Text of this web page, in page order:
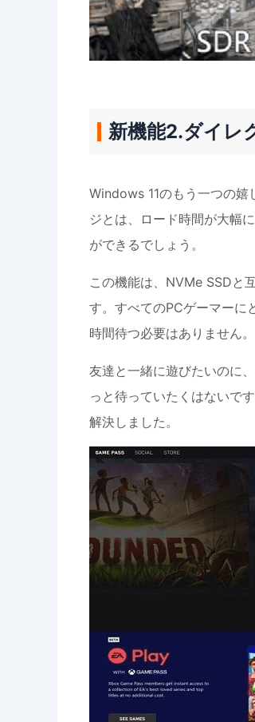
新機能2.ダイレ
Windows 11のもう一つの嬉
ジとは、ロード時間が大幅
ができるでしょう。
この機能は、NVMe SSDと
す。すべてのPCゲーマーに
時間待つ必要はありません。
友達と一緒に遊びたいのに
っと待っていたくはないで
解決しました。